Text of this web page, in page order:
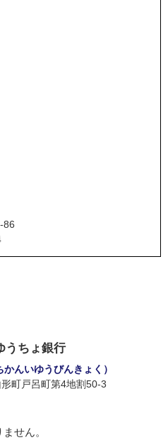
86
うちょ銀行
んいゆうびんきょく）
町戸呂町第4地割50-3
せん。